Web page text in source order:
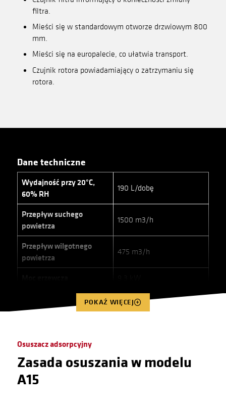
filtra.
Mieści się w standardowym otworze drzwiowym 800
mm.
Mieści się na europalecie, co ułatwia transport.
Czujnik rotora powiadamiający o zatrzymaniu się
rotora.
Dane techniczne
Wydajność przy 20°C,
60% RH
190 L/dobę
Przepływ suchego
powietrza
1500 m3/h
Przepływ wilgotnego
powietrza
475 m3/h
10 kW
Dysza suchego powietrza
Dysza wilgotnego
powietrza
POKAŹ WIĘCEJ
Osuszacz adsorpcyjny
Zasada osuszania w modelu
A15